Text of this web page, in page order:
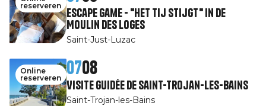
reserveren
Escape Game - "Het tij stijgt" in de
Moulin des Loges
Saint-Just-Luzac
Online
reserveren
0708
Visite guidée de Saint-Trojan-les-Bains
Saint-Trojan-les-Bains